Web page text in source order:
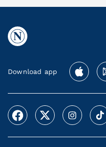
Download app